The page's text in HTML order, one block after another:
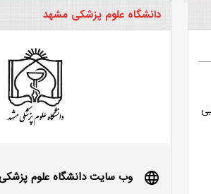
دانشگاه علوم پزشکی مشهد
language
وب سایت دانشگاه علوم